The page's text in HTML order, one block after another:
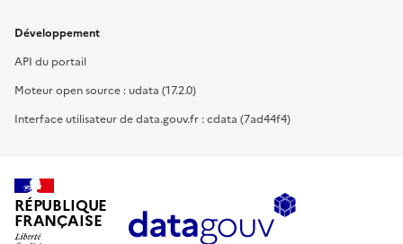
Développement
API du portail
Moteur open source : udata (17.2.0)
Interface utilisateur de data.gouv.fr : cdata (7ad44f4)
RÉPUBLIQUE
FRANÇAISE